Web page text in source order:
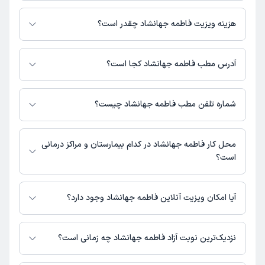
فاطمه جهانشاد در تشخیص علائم و درمان بیماری‌های مرتبط با مامایی فعالیت
می‌کنند.
هزینه ویزیت فاطمه جهانشاد چقدر است؟
برای اطلاع از هزینه ویزیت فاطمه جهانشاد، لازم است با مطب تماس بگیرید.
آدرس مطب فاطمه جهانشاد کجا است؟
اطلاعات مربوط به آدرس مطب فاطمه جهانشاد در حال حاضر در دسترس
نیست. برای دریافت اطلاعات دقیق‌تر، لطفاً با مطب تماس بگیرید.
شماره تلفن مطب فاطمه جهانشاد چیست؟
شماره تماس مطب فاطمه جهانشاد در حال حاضر در این صفحه ثبت نشده
محل کار فاطمه جهانشاد در کدام بیمارستان و مراکز درمانی
است؟
اطلاعاتی درباره محل فعالیت فاطمه جهانشاد در مراکز درمانی در دسترس نیست.
آیا امکان ویزیت آنلاین فاطمه جهانشاد وجود دارد؟
در حال حاضر اطلاعاتی درباره ارائه ویزیت آنلاین توسط فاطمه جهانشاد در
دسترس نیست. برای دریافت اطلاعات دقیق‌تر، لطفاً با مطب تماس بگیرید.
نزدیک‌ترین نوبت آزاد فاطمه جهانشاد چه زمانی است؟
زمان نوبت‌دهی و پذیرش بیماران با هماهنگی مطب مشخص می‌شود.